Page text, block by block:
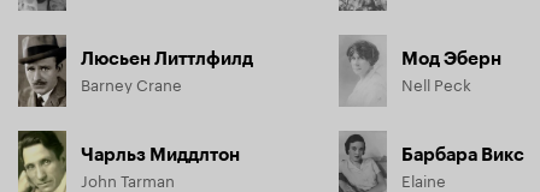
Люсьен Литтлфилд
Barney Crane
Чарльз Миддлтон
John Tarman
Мод Эберн
Nell Peck
Барбара Викс
Elaine